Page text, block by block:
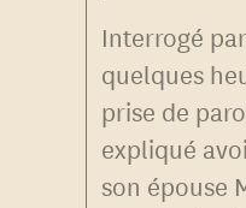
Interrogé
quelques
prise de
expliqué
son épouse